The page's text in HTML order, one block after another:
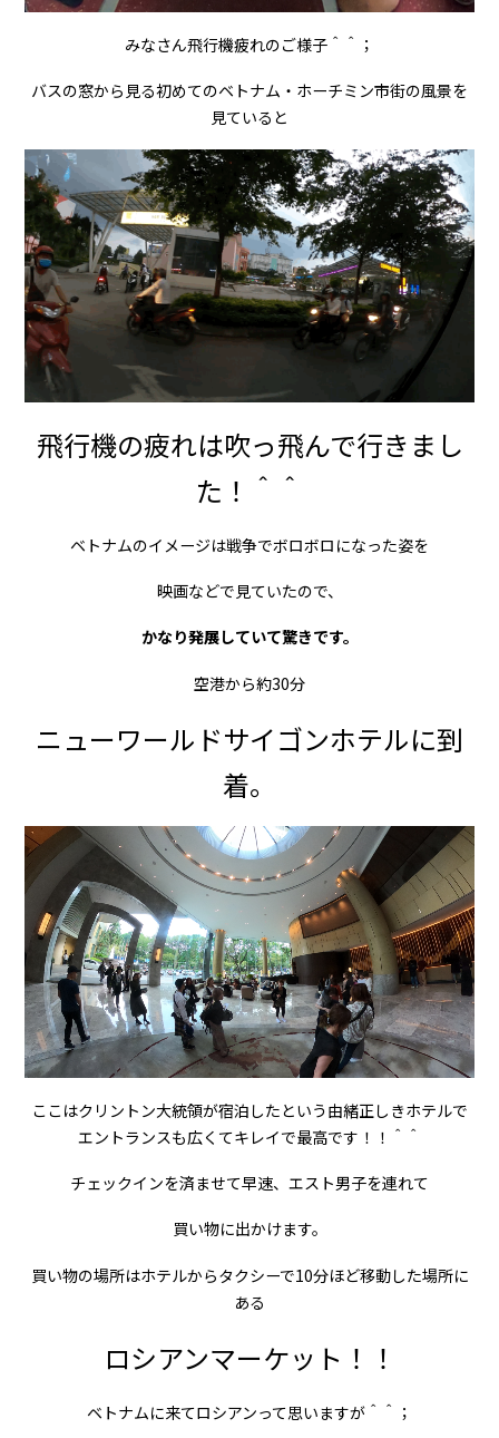
みなさん飛行機疲れのご様子＾＾；
バスの窓から見る初めてのベトナム・ホーチミン市街の風景を
見ていると
飛行機の疲れは吹っ飛んで行きまし
た！＾＾
ベトナムのイメージは戦争でボロボロになった姿を
映画などで見ていたので、
かなり発展していて驚きです。
空港から約30分
ニューワールドサイゴンホテルに到
着。
ここはクリントン大統領が宿泊したという由緒正しきホテルで
エントランスも広くてキレイで最高です！！＾＾
チェックインを済ませて早速、エスト男子を連れて
買い物に出かけます。
買い物の場所はホテルからタクシーで10分ほど移動した場所に
ある
ロシアンマーケット！！
ベトナムに来てロシアンって思いますが＾＾；